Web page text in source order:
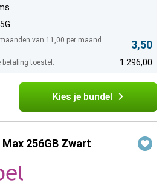
van 11,00 per maand
3,50
betaling toestel: 1.296,00
Kies je bundel
256GB Zwart